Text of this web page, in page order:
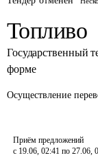
Топливо
Государственный
форме
Осуществление
Приём предложений
с 19.06, 02:41 по 27.06,